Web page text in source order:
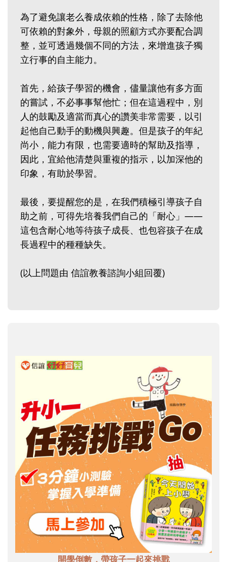
為了避免讓老么養成依賴的性格，除了去除他
可依賴的對象外，母親的照顧方式亦要配合調
整，並可透過幾個不同的方法，來增進孩子獨
立行事的自主能力。
首先，給孩子學習的機會，儘量讓他有多方面
的嘗試，不必事事幫他忙；但在這過程中，別
人的鼓勵及適當而真心的讚美非常需要，以引
起他自己動手的動機與興趣。但是孩子的年紀
尚小，能力有限，也需要適時的幫助及指導，
因此，宜給他清楚與重複的指示，以加深他的
印象，有助於學習。
最後，要提醒您的是，在我們積極引導孩子自
助之前，可得先培養我們自己的「耐心」——
這包含耐心地等待孩子成長、也包容孩子在成
長過程中的種種缺失。
(以上問題由 信誼教養諮詢小組回覆)
開學倒數，帶孩子一起來挑戰